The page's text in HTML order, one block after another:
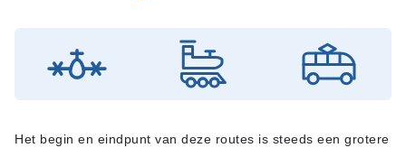
Het begin en eindpunt van deze routes is steeds een grotere